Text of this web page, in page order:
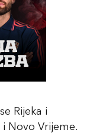
Rijeka i
Novo Vrijeme.